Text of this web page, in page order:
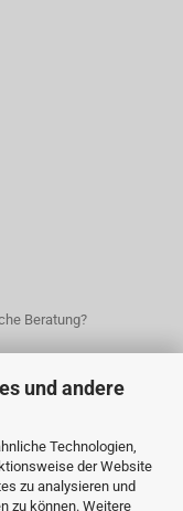
und andere
Technologien,
der Website
zu analysieren und
zu können. Weitere
Beratung?